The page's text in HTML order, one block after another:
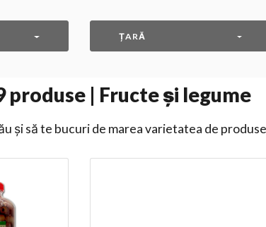
ȚARĂ
produse | Fructe și legume
și să te bucuri de marea varietatea de